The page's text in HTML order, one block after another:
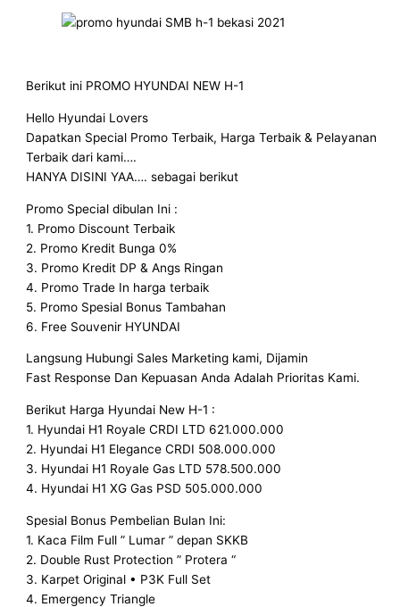
Berikut ini PROMO HYUNDAI NEW H-1
Hello Hyundai Lovers
Dapatkan Special Promo Terbaik, Harga Terbaik & Pelayanan
Terbaik dari kami….
HANYA DISINI YAA…. sebagai berikut
Promo Special dibulan Ini :
1. Promo Discount Terbaik
2. Promo Kredit Bunga 0%
3. Promo Kredit DP & Angs Ringan
4. Promo Trade In harga terbaik
5. Promo Spesial Bonus Tambahan
6. Free Souvenir HYUNDAI
Langsung Hubungi Sales Marketing kami, Dijamin
Fast Response Dan Kepuasan Anda Adalah Prioritas Kami.
Berikut Harga Hyundai New H-1 :
1. Hyundai H1 Royale CRDI LTD 621.000.000
2. Hyundai H1 Elegance CRDI 508.000.000
3. Hyundai H1 Royale Gas LTD 578.500.000
4. Hyundai H1 XG Gas PSD 505.000.000
Spesial Bonus Pembelian Bulan Ini:
1. Kaca Film Full ” Lumar ” depan SKKB
2. Double Rust Protection ” Protera “
3. Karpet Original • P3K Full Set
4. Emergency Triangle